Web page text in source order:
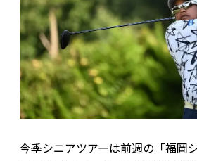
今季シニアツアーは前週の「福岡